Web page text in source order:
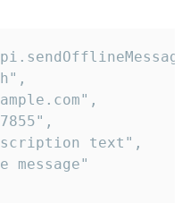
text",
message"